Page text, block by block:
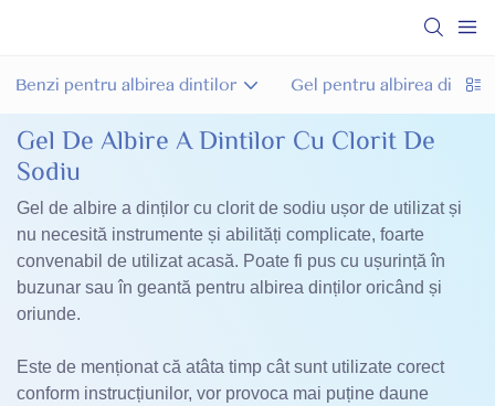
Benzi pentru albirea dintilor Gel pentru albirea dintilor
Gel De Albire A Dintilor Cu Clorit De
Sodiu
Gel de albire a dinților cu clorit de sodiu ușor de utilizat și
nu necesită instrumente și abilități complicate, foarte
convenabil de utilizat acasă. Poate fi pus cu ușurință în
buzunar sau în geantă pentru albirea dinților oricând și
oriunde.
Este de menționat că atâta timp cât sunt utilizate corect
conform instrucțiunilor, vor provoca mai puține daune